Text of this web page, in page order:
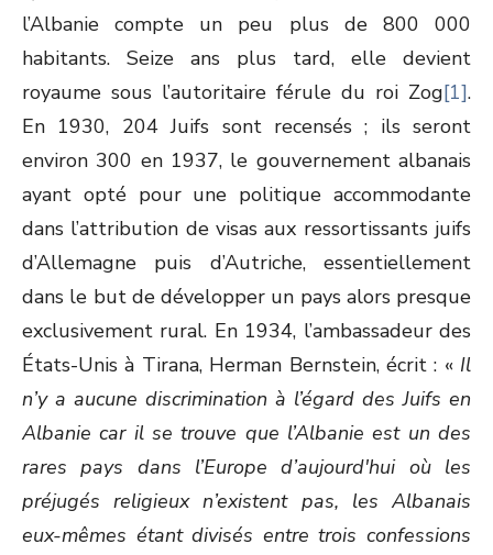
l’Albanie compte un peu plus de 800 000
habitants. Seize ans plus tard, elle devient
royaume sous l’autoritaire férule du roi Zog[1].
En 1930, 204 Juifs sont recensés ; ils seront
environ 300 en 1937, le gouvernement albanais
ayant opté pour une politique accommodante
dans l’attribution de visas aux ressortissants juifs
d’Allemagne puis d’Autriche, essentiellement
dans le but de développer un pays alors presque
exclusivement rural. En 1934, l’ambassadeur des
États-Unis à Tirana, Herman Bernstein, écrit : « Il
n’y a aucune discrimination à l’égard des Juifs en
Albanie car il se trouve que l’Albanie est un des
rares pays dans l’Europe d’aujourd'hui où les
préjugés religieux n’existent pas, les Albanais
eux-mêmes étant divisés entre trois confessions